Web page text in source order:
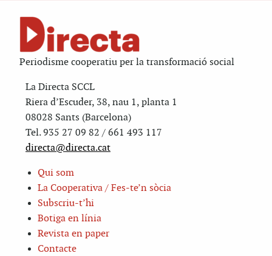
Periodisme cooperatiu per la transformació social
La Directa SCCL
Riera d’Escuder, 38, nau 1, planta 1
08028 Sants (Barcelona)
Tel. 935 27 09 82 / 661 493 117
directa@directa.cat
Qui som
La Cooperativa / Fes-te’n sòcia
Subscriu-t’hi
Botiga en línia
Revista en paper
Contacte